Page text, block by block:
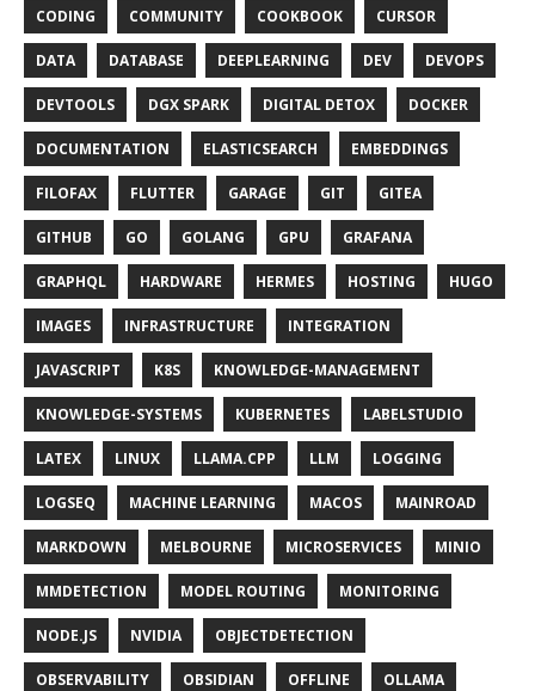
CODING COMMUNITY COOKBOOK CURSOR
DATA DATABASE DEEPLEARNING DEV DEVOPS
DEVTOOLS DGX SPARK DIGITAL DETOX DOCKER
DOCUMENTATION ELASTICSEARCH EMBEDDINGS
FILOFAX FLUTTER GARAGE GIT GITEA
GITHUB GO GOLANG GPU GRAFANA
GRAPHQL HARDWARE HERMES HOSTING HUGO
IMAGES INFRASTRUCTURE INTEGRATION
JAVASCRIPT K8S KNOWLEDGE-MANAGEMENT
KNOWLEDGE-SYSTEMS KUBERNETES LABELSTUDIO
LATEX LINUX LLAMA.CPP LLM LOGGING
LOGSEQ MACHINE LEARNING MACOS MAINROAD
MARKDOWN MELBOURNE MICROSERVICES MINIO
MMDETECTION MODEL ROUTING MONITORING
NODE.JS NVIDIA OBJECTDETECTION
OBSERVABILITY OBSIDIAN OFFLINE OLLAMA